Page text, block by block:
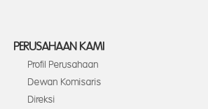
PERUSAHAAN KAMI
Profil Perusahaan
Dewan Komisaris
Direksi